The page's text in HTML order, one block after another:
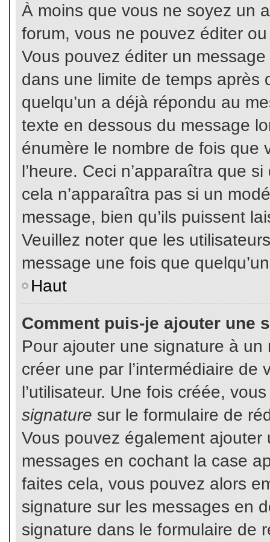
À moins que vous ne soyez un
forum, vous ne pouvez éditer
Vous pouvez éditer un
dans une limite de temps après
quelqu’un a déjà répondu au
texte en dessous du message
énumère le nombre de fois que
l’heure. Ceci n’apparaîtra que
cela n’apparaîtra pas si un
message, bien qu’ils puissent
Veuillez noter que les
message une fois que
Haut
Comment puis-je ajouter une
Pour ajouter une signature à un
créer une par l’intermédiaire
l’utilisateur. Une fois créée,
signature sur le formulaire de
Vous pouvez également
messages en cochant la case
faites cela, vous pouvez alors
signature sur les messages en
signature dans le formulaire de